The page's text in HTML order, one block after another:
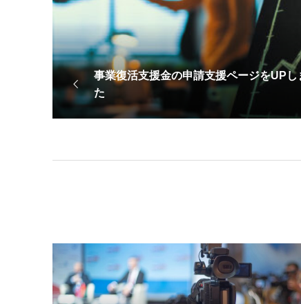
事業復活支援金の申請支援ページをUPし
た